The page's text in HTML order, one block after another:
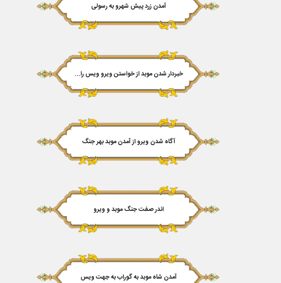
آمدن زرد پیش شهرو به رسولى
خبردار شدن موبد از خواستن ویرو ویس را و رفتن به جنگ
آگاه شدن ویرو از آمدن موبد بهر جنگ
اندر صفت جنگ موبد و ویرو
آمدن شاه موبد به گوراب به جهت ویس